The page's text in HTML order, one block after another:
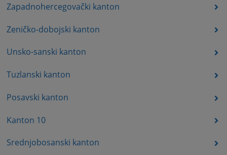
Zapadnohercegovački kanton
Zeničko-dobojski kanton
Unsko-sanski kanton
Tuzlanski kanton
Posavski kanton
Kanton 10
Srednjobosanski kanton